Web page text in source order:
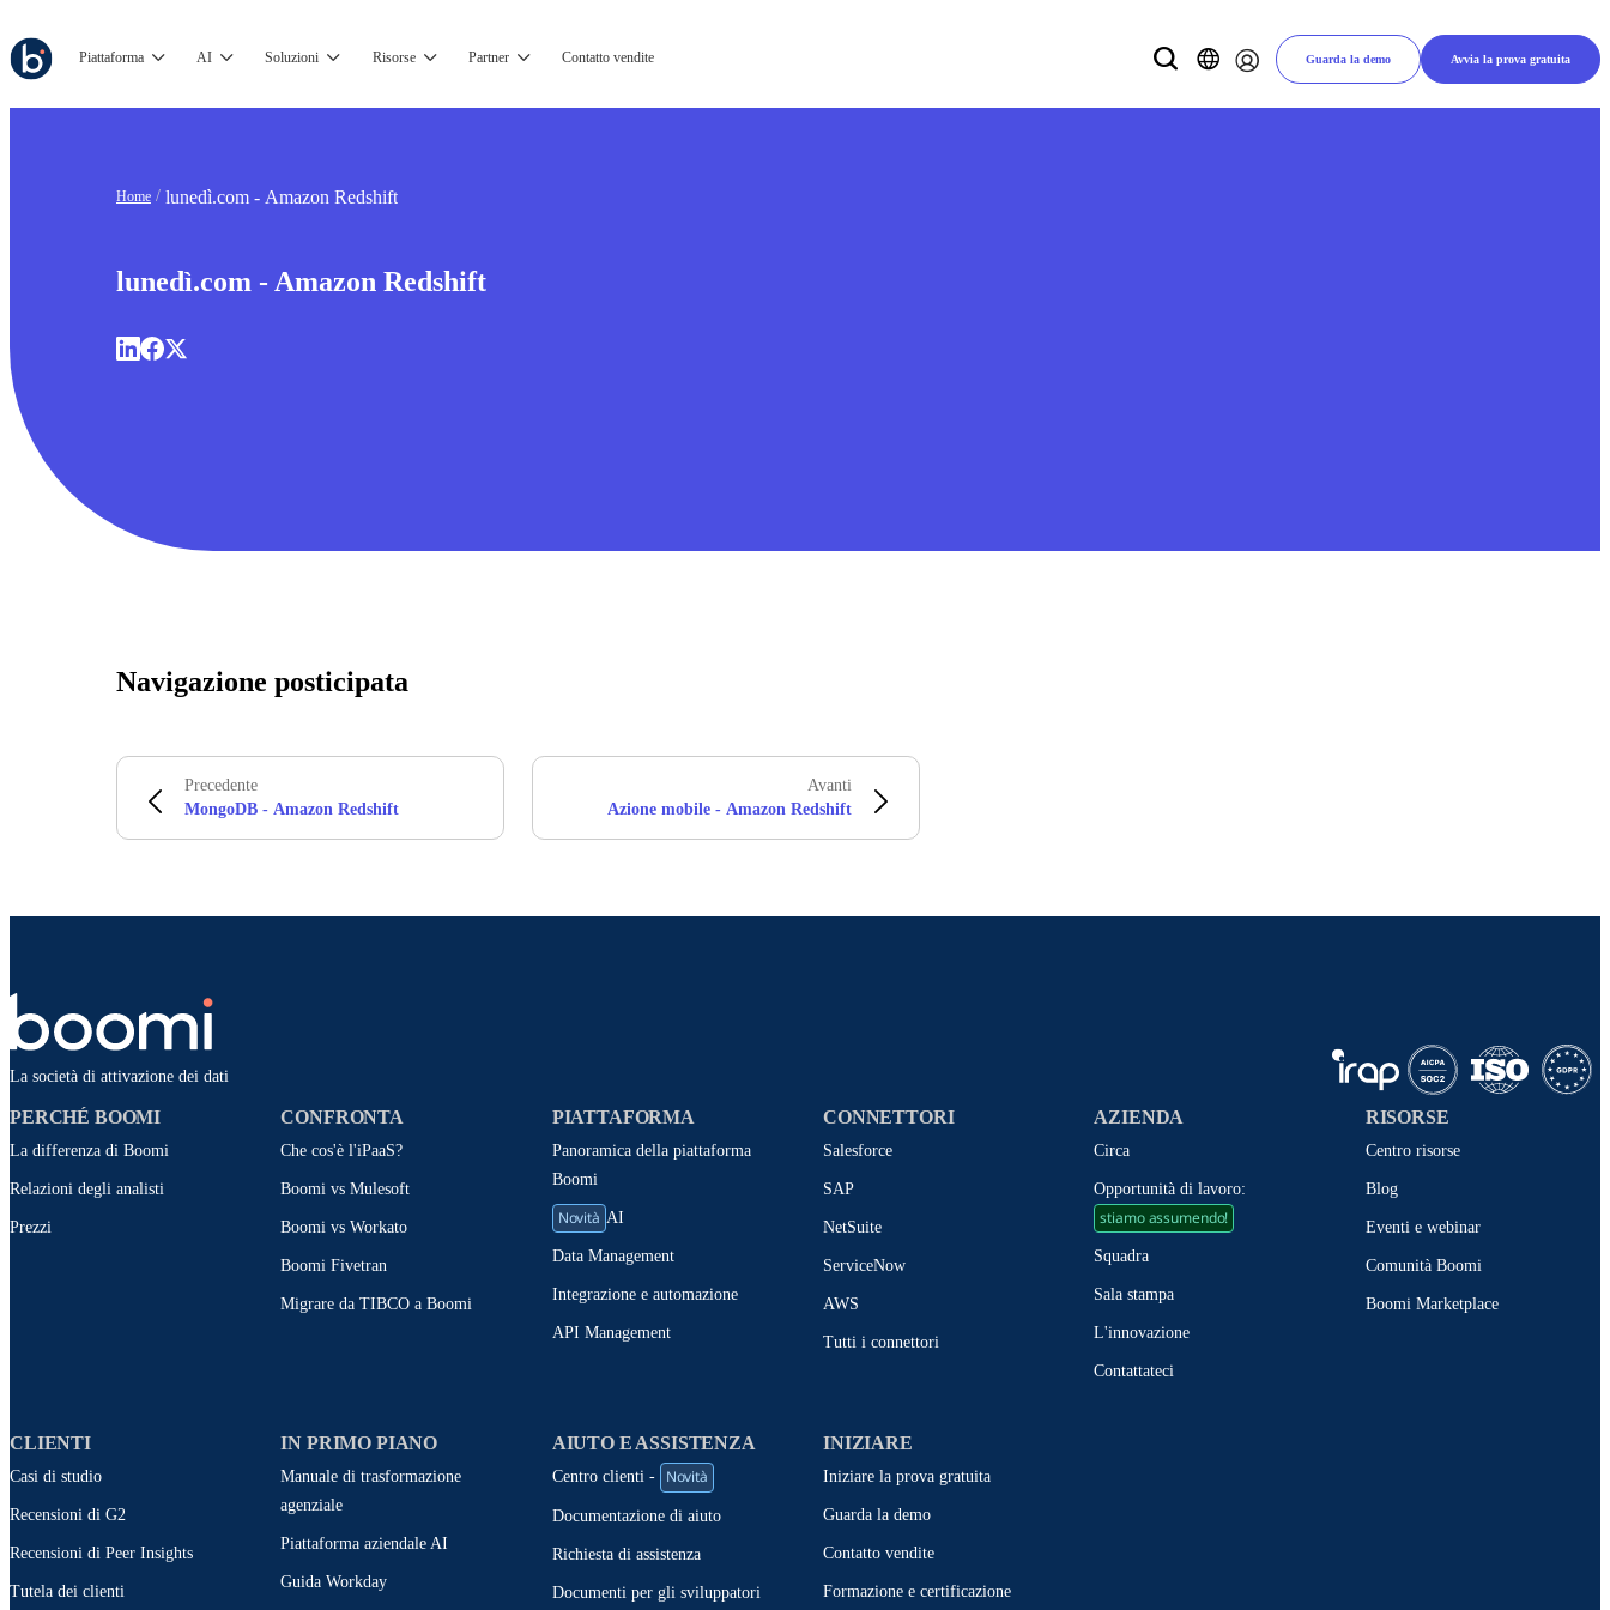
Piattaforma AI Soluzioni Risorse Partner Contatto vendite Guarda la demo Avvia la prova gratuita
Home lunedì.com - Amazon Redshift
lunedì.com - Amazon Redshift
Navigazione posticipata
Precedente
MongoDB - Amazon Redshift
Avanti
Azione mobile - Amazon Redshift
La società di attivazione dei dati
PERCHÉ BOOMI
La differenza di Boomi
Relazioni degli analisti
Prezzi
CONFRONTA
Che cos'è l'iPaaS?
Boomi vs Mulesoft
Boomi vs Workato
Boomi Fivetran
Migrare da TIBCO a Boomi
PIATTAFORMA
Panoramica della piattaforma
Boomi
Novità AI
Data Management
Integrazione e automazione
API Management
CONNETTORI
Salesforce
SAP
NetSuite
ServiceNow
AWS
Tutti i connettori
AZIENDA
Circa
Opportunità di lavoro:
stiamo assumendo!
Squadra
Sala stampa
L'innovazione
Contattateci
RISORSE
Centro risorse
Blog
Eventi e webinar
Comunità Boomi
Boomi Marketplace
CLIENTI
Casi di studio
Recensioni di G2
Recensioni di Peer Insights
Tutela dei clienti
IN PRIMO PIANO
Manuale di trasformazione
agenziale
Piattaforma aziendale AI
Guida Workday
AIUTO E ASSISTENZA
Centro clienti - Novità
Documentazione di aiuto
Richiesta di assistenza
Documenti per gli sviluppatori
INIZIARE
Iniziare la prova gratuita
Guarda la demo
Contatto vendite
Formazione e certificazione